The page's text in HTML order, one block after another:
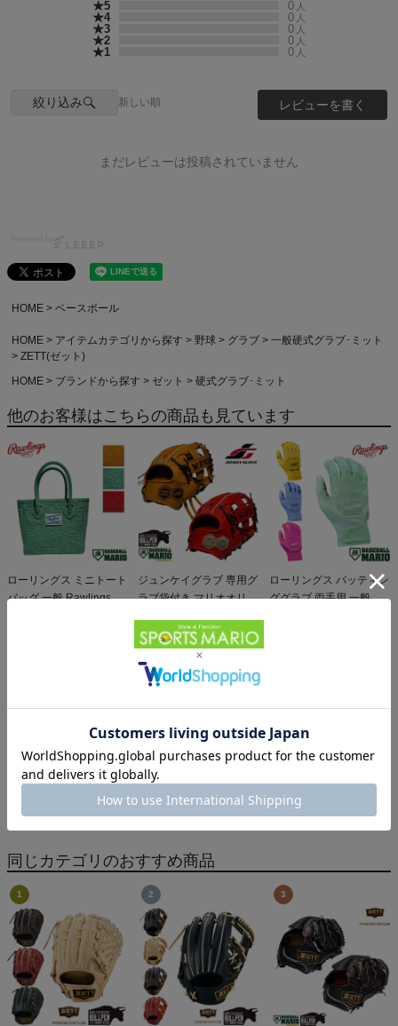
★5 0 人
★4 0 人
★3 0 人
★2 0 人
★1 0 人
絞り込み 新しい順 レビューを書く
まだレビューは投稿されていません
HOME ベースボール
HOME アイテムカテゴリから探す 野球 グラブ
一般硬式グラブ･ミット
ZETT(ゼット)
HOME
ブランドから探す ゼット 硬式グラブ･ミット
他のお客様はこちらの商品も見ています
ローリングス ミニトート
バッグ 一般 Rawlings
ジュンケイグラブ 専用グ
ラブ袋付き マリオオリジ
手用 JG-593型 一般 アラ
ミドシリーズ 野球 硬式
グローブ 限定 別注 高校
野球 大学 社会人 ベース
ローリングス バッティン
ググラブ 両手用 一般 US
ローリングス 偏光一眼サ
ルドミラー スモーク高校
野球対応 野球 小物 眼鏡
Rawlings
ニューバランス フューエ
一般 NEW BALANCE
14,355円（税込）
同じカテゴリのおすすめ商品